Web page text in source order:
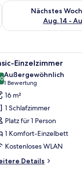
Aug. 7 -
Nächstes
Aug. 14 -
Überprüfe die
Tisch und Fenster.
12 Einzelzimmer
von 10
Außergewöhnlich
1 Bewertung
(1
Bewertung)
16 m²
1 Schlafzimmer
Platz für 1 Person
1 Komfort-Einzelbett
Kostenloses WLAN
Details